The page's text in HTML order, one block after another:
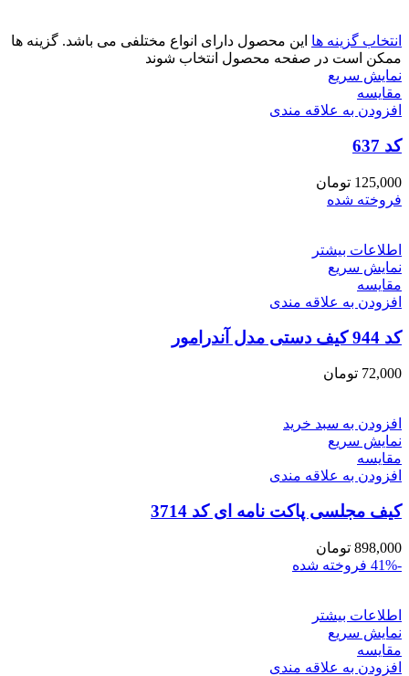
انتخاب گزینه ها این محصول دارای انواع مختلفی می باشد. گزینه ها
ممکن است در صفحه محصول انتخاب شوند
نمایش سریع
مقايسه
افزودن به علاقه مندی
کد 637
125,000 تومان
فروخته شده
اطلاعات بیشتر
نمایش سریع
مقايسه
افزودن به علاقه مندی
کد 944 کیف دستی مدل آندرامور
72,000 تومان
افزودن به سبد خرید
نمایش سریع
مقايسه
افزودن به علاقه مندی
کیف مجلسی پاکت نامه ای کد 3714
898,000 تومان
-41%
فروخته شده
اطلاعات بیشتر
نمایش سریع
مقايسه
افزودن به علاقه مندی